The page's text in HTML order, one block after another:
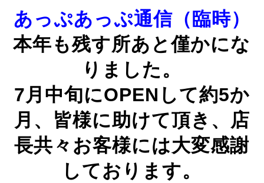
あっぷあっぷ通信（臨時）
本年も残す所あと僅かにな
りました。
7月中旬にOPENして約5か
月、皆様に助けて頂き、店
長共々お客様には大変感謝
しております。